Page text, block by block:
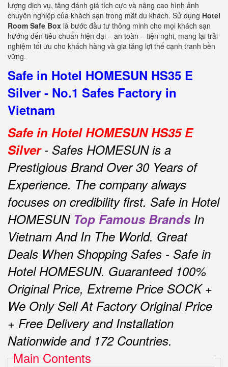
lượng dịch vụ, tăng đánh giá tích cực và nâng cao hình ảnh
chuyên nghiệp của khách sạn trong mắt du khách. Sử dụng Hotel
Room Safe Box là bước đầu tư thông minh cho mọi khách sạn
hướng đến tiêu chuẩn hiện đại – an toàn – tiện nghi, mang lại trải
nghiệm tối ưu cho khách hàng và gia tăng lợi thế cạnh tranh bền
vững.
Safe in Hotel HOMESUN HS35 E
Silver - No.1 Safes Factory in
Vietnam
Safe in Hotel HOMESUN HS35 E
Silver- Safes HOMESUN is a
Prestigious Brand Over 30 Years of
Experience. The company always
focuses on credibility first. Safe in Hotel
HOMESUN Top Famous Brands In
Vietnam And In The World. Great
Deals When Shopping Safes - Safe in
Hotel HOMESUN. Guaranteed 100%
Original Price, Extreme Price SOCK +
We Only Sell At Factory Original Price
+ Free Delivery and Installation
Nationwide and 172 Countries.
Main Contents